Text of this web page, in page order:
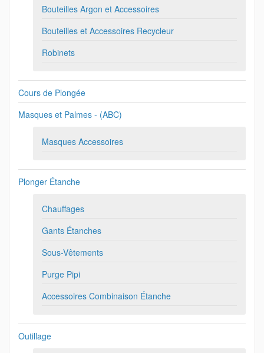
Bouteilles Argon et Accessoires
Bouteilles et Accessoires Recycleur
Robinets
Cours de Plongée
Masques et Palmes - (ABC)
Masques Accessoires
Plonger Étanche
Chauffages
Gants Étanches
Sous-Vêtements
Purge Pipi
Accessoires Combinaison Étanche
Outillage